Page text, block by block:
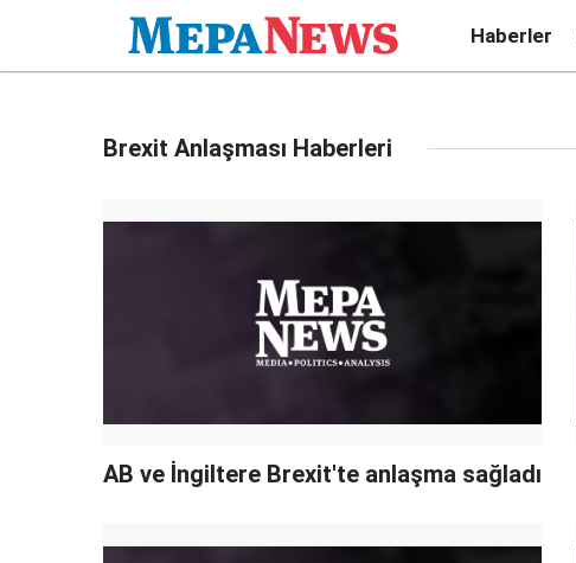
Haberler
Brexit Anlaşması Haberleri
AB ve İngiltere Brexit'te anlaşma sağladı